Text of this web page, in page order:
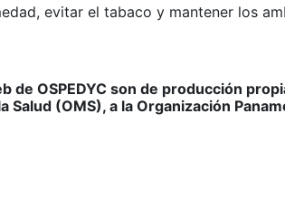
evitar el tabaco y mantener los
de OSPEDYC son de producción
(OMS), a la Organización